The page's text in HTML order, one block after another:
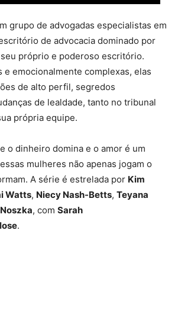
grupo de advogadas especialistas em
de advocacia dominado por
próprio e poderoso escritório.
e emocionalmente complexas, elas
de alto perfil, segredos
de lealdade, tanto no tribunal
própria equipe.
o dinheiro domina e o amor é um
mulheres não apenas jogam o
A série é estrelada por Kim
Watts, Niecy Nash-Betts, Teyana
, com Sarah
.